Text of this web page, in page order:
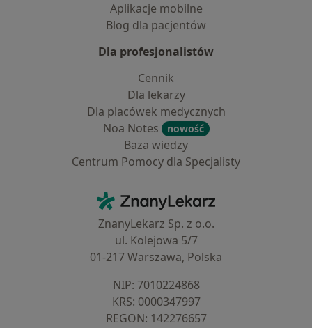
Aplikacje mobilne
Blog dla pacjentów
Dla profesjonalistów
Cennik
Dla lekarzy
Dla placówek medycznych
Noa Notes
nowość
Baza wiedzy
Centrum Pomocy dla Specjalisty
ZnanyLekarz - Strona główna
ZnanyLekarz Sp. z o.o.
ul. Kolejowa 5/7
01-217 Warszawa, Polska
NIP: ⁠7010224868
KRS: ⁠0000347997
REGON: ⁠142276657